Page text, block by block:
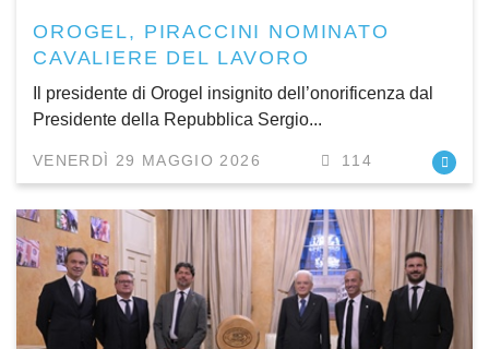
OROGEL, PIRACCINI NOMINATO
CAVALIERE DEL LAVORO
Il presidente di Orogel insignito dell’onorificenza dal
Presidente della Repubblica Sergio...
VENERDÌ 29 MAGGIO 2026 114